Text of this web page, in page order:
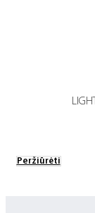
Peržiūrėti